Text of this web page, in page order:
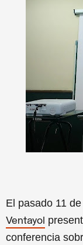
El pasado 11
Ventayol
conferencia